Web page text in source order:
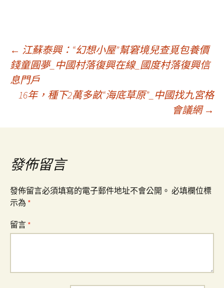
文
章
導
覽
← 江蘇泰興：“幻想小屋”幫窘境兒查覓包養價
錢童圓夢_中國村落復興在線_國度村落復興信
息門戶
16年，種下2萬多畝“海底草原”_中國找九宮格
會議網 →
發佈留言
發佈留言必須填寫的電子郵件地址不會公開。 必填欄位標
示為 *
留言 *